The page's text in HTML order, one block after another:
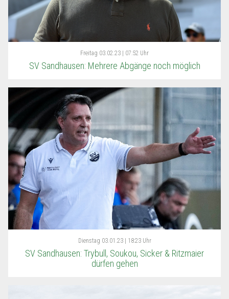
Freitag 03.02.23 | 07:52 Uhr
SV Sandhausen: Mehrere Abgänge noch möglich
Dienstag 03.01.23 | 18:23 Uhr
SV Sandhausen: Trybull, Soukou, Sicker & Ritzmaier
dürfen gehen